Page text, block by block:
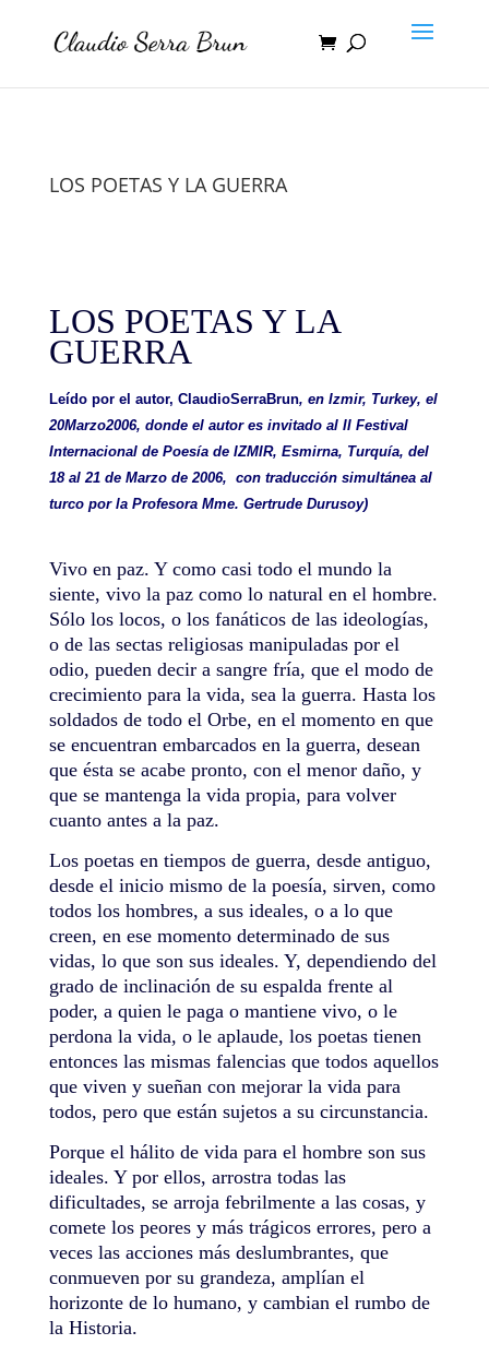
LOS POETAS Y LA GUERRA
LOS POETAS Y LA
GUERRA
Leído por el autor, ClaudioSerraBrun, en Izmir, Turkey, el
20Marzo2006, donde el autor es invitado al II Festival
Internacional de Poesía de IZMIR, Esmirna, Turquía, del
18 al 21 de Marzo de 2006, con traducción simultánea al
turco por la Profesora Mme. Gertrude Durusoy)
Vivo en paz. Y como casi todo el mundo la
siente, vivo la paz como lo natural en el hombre.
Sólo los locos, o los fanáticos de las ideologías,
o de las sectas religiosas manipuladas por el
odio, pueden decir a sangre fría, que el modo de
crecimiento para la vida, sea la guerra. Hasta los
soldados de todo el Orbe, en el momento en que
se encuentran embarcados en la guerra, desean
que ésta se acabe pronto, con el menor daño, y
que se mantenga la vida propia, para volver
cuanto antes a la paz.
Los poetas en tiempos de guerra, desde antiguo,
desde el inicio mismo de la poesía, sirven, como
todos los hombres, a sus ideales, o a lo que
creen, en ese momento determinado de sus
vidas, lo que son sus ideales. Y, dependiendo del
grado de inclinación de su espalda frente al
poder, a quien le paga o mantiene vivo, o le
perdona la vida, o le aplaude, los poetas tienen
entonces las mismas falencias que todos aquellos
que viven y sueñan con mejorar la vida para
todos, pero que están sujetos a su circunstancia.
Porque el hálito de vida para el hombre son sus
ideales. Y por ellos, arrostra todas las
dificultades, se arroja febrilmente a las cosas, y
comete los peores y más trágicos errores, pero a
veces las acciones más deslumbrantes, que
conmueven por su grandeza, amplían el
horizonte de lo humano, y cambian el rumbo de
la Historia.